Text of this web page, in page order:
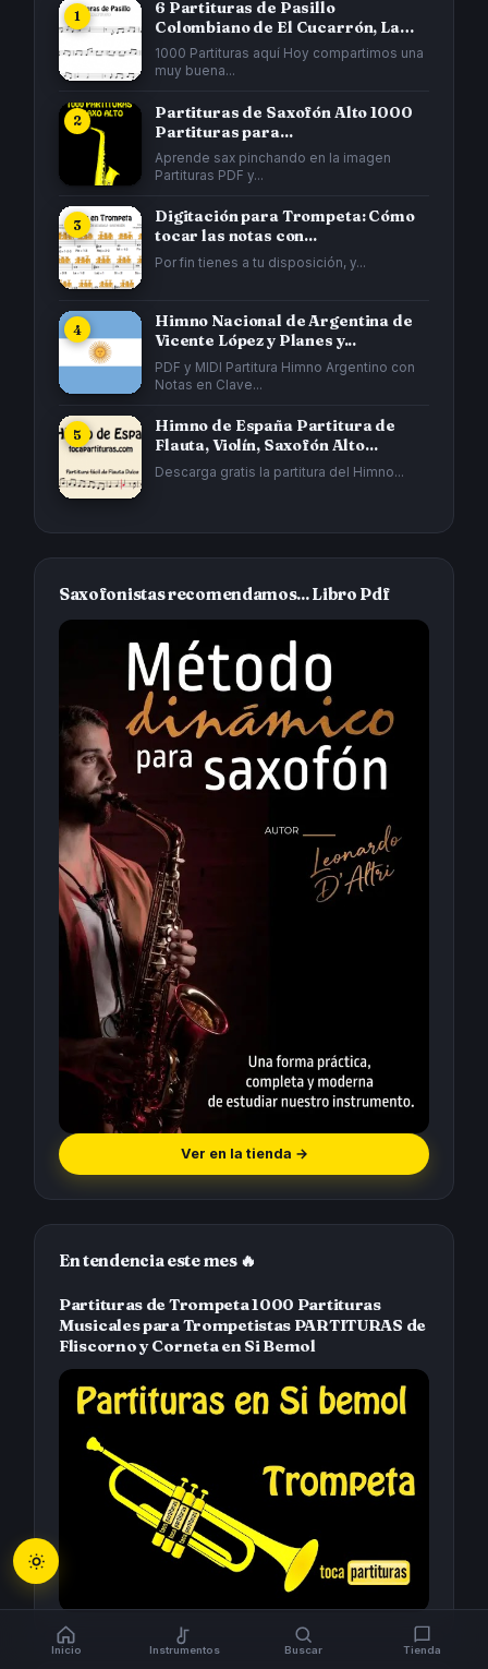
6 Partituras de Pasillo
Colombiano de El Cucarrón, La
Gata...
1000 Partituras aquí Hoy compartimos una
muy buena...
Partituras de Saxofón Alto 1000
Partituras para...
Aprende sax pinchando en la imagen
Partituras PDF y...
Digitación para Trompeta: Cómo
tocar las notas con...
Por fin tienes a tu disposición, y...
Himno Nacional de Argentina de
Vicente López y Planes y...
PDF y MIDI Partitura Himno Argentino con
Notas en Clave...
Himno de España Partitura de
Flauta, Violín, Saxofón Alto...
Descarga gratis la partitura del Himno...
Saxofonistas recomendamos... Libro Pdf
Ver en la tienda →
En tendencia este mes 🔥
Partituras de Trompeta 1000 Partituras
Musicales para Trompetistas PARTITURAS de
Fliscorno y Corneta en Si Bemol
Inicio Instrumentos Buscar Tienda